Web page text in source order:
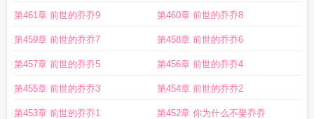
第461章 前世的乔乔9 第460章 前世的乔乔8
第459章 前世的乔乔7 第458章 前世的乔乔6
第457章 前世的乔乔5 第456章 前世的乔乔4
第455章 前世的乔乔3 第454章 前世的乔乔2
第453章 前世的乔乔1 第452章 你为什么不娶乔乔